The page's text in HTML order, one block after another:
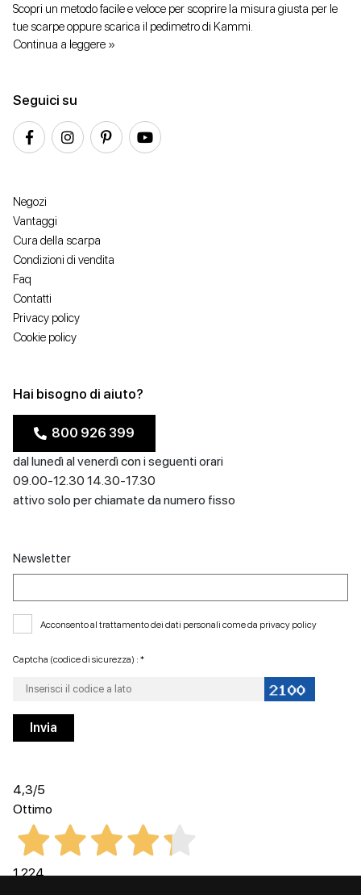
Scopri un metodo facile e veloce per scoprire la misura giusta per le
tue scarpe oppure scarica il pedimetro di Kammi.
Continua a leggere »
Seguici su
Negozi
Vantaggi
Cura della scarpa
Condizioni di vendita
Faq
Contatti
Privacy policy
Cookie policy
Hai bisogno di aiuto?
800 926 399
dal lunedì al venerdì con i seguenti orari
09.00-12.30 14.30-17.30
attivo solo per chiamate da numero fisso
Newsletter
Acconsento al trattamento dei dati personali come da privacy policy
Captcha (codice di sicurezza) : *
4,3/5
Ottimo
1.224